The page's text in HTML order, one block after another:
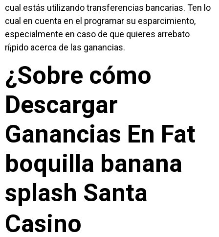
cual estás utilizando transferencias bancarias. Ten lo
cual en cuenta en el programar su esparcimiento,
especialmente en caso de que quieres arrebato
rí¡pido acerca de las ganancias.
¿Sobre cómo
Descargar
Ganancias En Fat
boquilla banana
splash Santa
Casino